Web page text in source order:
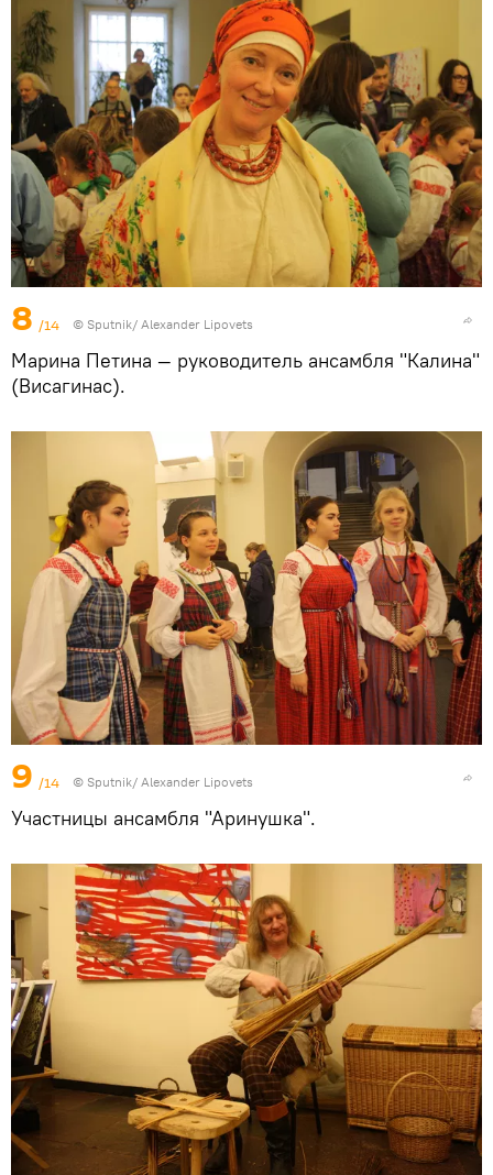
8 /14 © Sputnik/ Alexander Lipovets
Марина Петина — руководитель ансамбля "Калина"
(Висагинас).
9 /14 © Sputnik/ Alexander Lipovets
Участницы ансамбля "Аринушка".